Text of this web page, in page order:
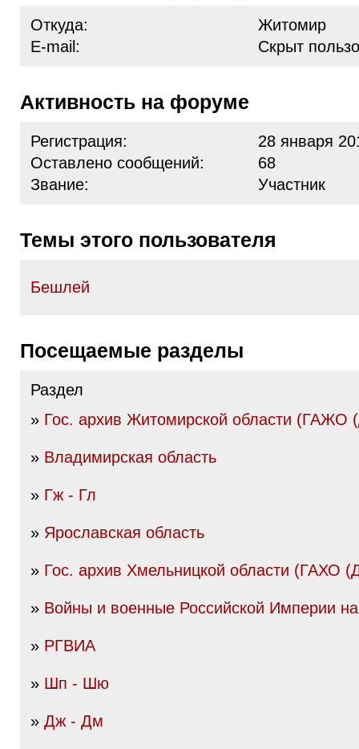
Откуда:
Житомир
E-mail:
Скрыт
Активность на форуме
Регистрация:
28 января
Оставлено сообщений:
68
Звание:
Участник
Темы этого пользователя
Бешлей
Посещаемые разделы
Раздел
» Гос. архив Житомирской области
» Владимирская область
» Гж - Гл
» Ярославская область
» Гос. архив Хмельницкой области (ГАХО
» Войны и военные Российской Империи
» РГВИА
» Шп - Шю
» Дж - Дм